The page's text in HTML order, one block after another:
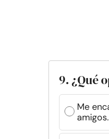
9. ¿Qué
Me
amigos.